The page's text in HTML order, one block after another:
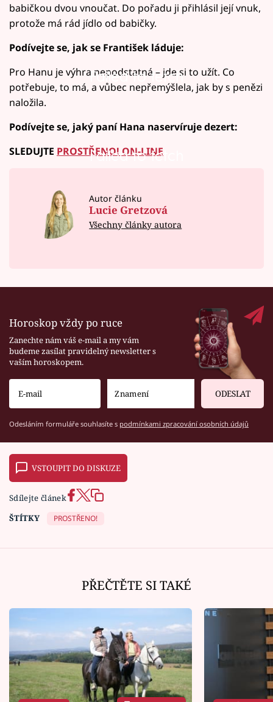
babičkou dvou vnoučat. Do pořadu ji přihlásil její vnuk,
protože má rád jídlo od babičky.
Podívejte se, jak se František láduje:
Failed to fetch
Pro Hanu je výhra nepodstatná – jde si to užít. Co
potřebuje, to má, a vůbec nepřemýšlela, jak by s penězi
naložila.
Podívejte se, jaký paní Hana naservíruje dezert:
Failed to fetch
SLEDUJTE PROSTŘENO! ON-LINE
Autor článku
Lucie Gretzová
Všechny články autora
Horoskop vždy po ruce
Zanechte nám váš e-mail a my vám
budeme zasílat pravidelný newsletter s
vaším horoskopem.
ODESLAT
Odesláním formuláře souhlasíte s podmínkami zpracování osobních údajů
VSTOUPIT DO DISKUZE
Sdílejte článek
ŠTÍTKY
PROSTŘENO!
PŘEČTĚTE SI TAKÉ